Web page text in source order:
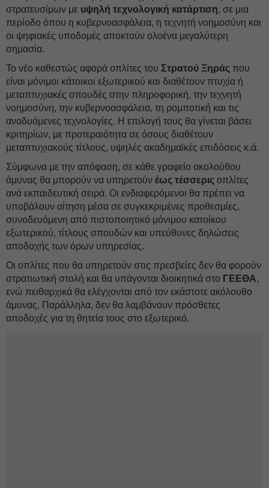
στρατευσίμων με υψηλή τεχνολογική κατάρτιση, σε μια
περίοδο όπου η κυβερνοασφάλεια, η τεχνητή νοημοσύνη και
οι ψηφιακές υποδομές αποκτούν ολοένα μεγαλύτερη
σημασία.
Το νέο καθεστώς αφορά οπλίτες του Στρατού Ξηράς που
είναι μόνιμοι κάτοικοι εξωτερικού και διαθέτουν πτυχία ή
μεταπτυχιακές σπουδές στην πληροφορική, την τεχνητή
νοημοσύνη, την κυβερνοασφάλεια, τη ρομποτική και τις
αναδυόμενες τεχνολογίες. Η επιλογή τους θα γίνεται βάσει
κριτηρίων, με προτεραιότητα σε όσους διαθέτουν
μεταπτυχιακούς τίτλους, υψηλές ακαδημαϊκές επιδόσεις κ.ά.
Σύμφωνα με την απόφαση, σε κάθε γραφείο ακολούθου
άμυνας θα μπορούν να υπηρετούν έως τέσσερις οπλίτες
ανά εκπαιδευτική σειρά. Οι ενδιαφερόμενοι θα πρέπει να
υποβάλουν αίτηση μέσα σε συγκεκριμένες προθεσμίες,
συνοδευόμενη από πιστοποιητικό μόνιμου κατοίκου
εξωτερικού, τίτλους σπουδών και υπεύθυνες δηλώσεις
αποδοχής των όρων υπηρεσίας.
Οι οπλίτες που θα υπηρετούν στις πρεσβείες δεν θα φορούν
στρατιωτική στολή και θα υπάγονται διοικητικά στο ΓΕΕΘΑ,
ενώ πειθαρχικά θα ελέγχονται από τον εκάστοτε ακόλουθο
άμυνας. Παράλληλα, δεν θα λαμβάνουν πρόσθετες
αποδοχές για τη θητεία τους στο εξωτερικό.